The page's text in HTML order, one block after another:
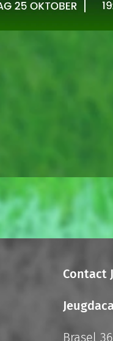
Contact
Brasel